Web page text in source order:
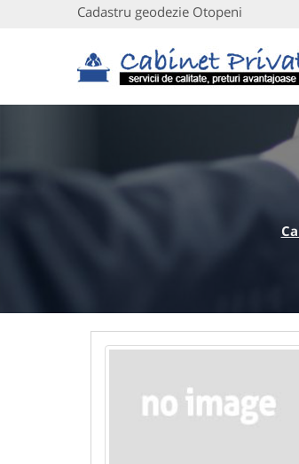
Cadastru geodezie Otopeni